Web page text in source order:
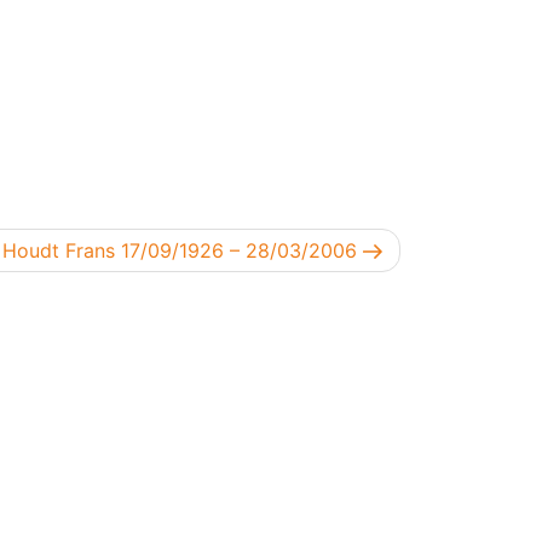
bericht
Houdt Frans 17/09/1926 – 28/03/2006